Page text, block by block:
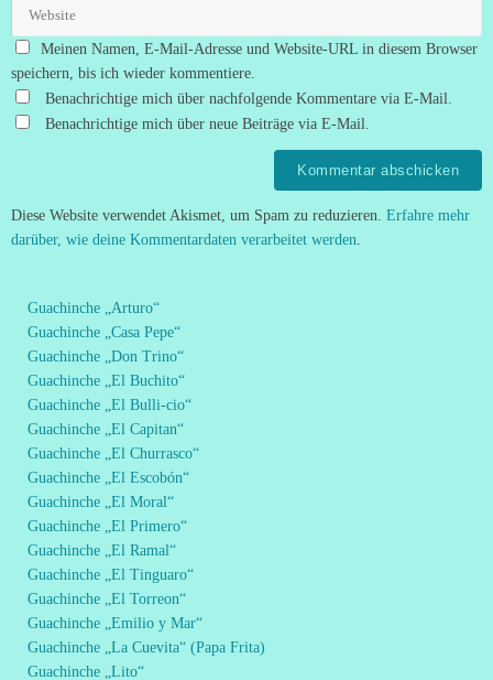
Meinen Namen, E-Mail-Adresse und Website-URL in diesem Browser
speichern, bis ich wieder kommentiere.
Benachrichtige mich über nachfolgende Kommentare via E-Mail.
Benachrichtige mich über neue Beiträge via E-Mail.
Diese Website verwendet Akismet, um Spam zu reduzieren. Erfahre mehr
darüber, wie deine Kommentardaten verarbeitet werden.
Guachinche „Arturo“
Guachinche „Casa Pepe“
Guachinche „Don Trino“
Guachinche „El Buchito“
Guachinche „El Bulli-cio“
Guachinche „El Capitan“
Guachinche „El Churrasco“
Guachinche „El Escobón“
Guachinche „El Moral“
Guachinche „El Primero“
Guachinche „El Ramal“
Guachinche „El Tinguaro“
Guachinche „El Torreon“
Guachinche „Emilio y Mar“
Guachinche „La Cuevita“ (Papa Frita)
Guachinche „Lito“